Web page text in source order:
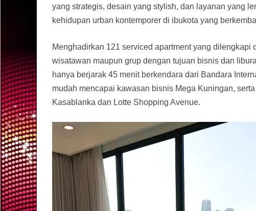
yang strategis, desain yang stylish, dan layanan yang
kehidupan urban kontemporer di ibukota yang
Menghadirkan 121 serviced apartment yang
wisatawan maupun grup dengan tujuan bisnis dan
hanya berjarak 45 menit berkendara dari Bandara
mudah mencapai kawasan bisnis Mega Kuningan,
Kasablanka dan Lotte Shopping Avenue.